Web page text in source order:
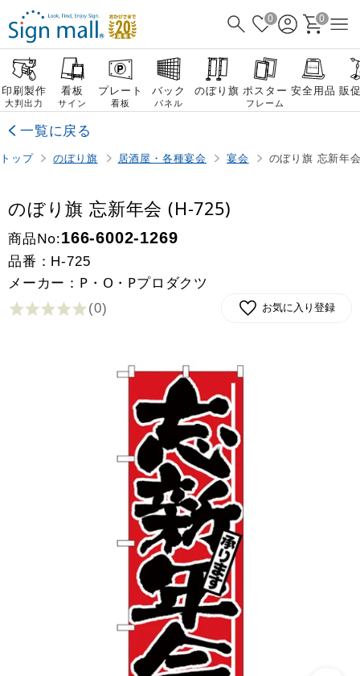
0 0
印刷製作
大判出力
看板
サイン
プレート
看板
バック
パネル
のぼり旗 ポスター
フレーム
安全用品 販
一覧に戻る
トップ のぼり旗 居酒屋・各種宴会 宴会 のぼり旗 忘新年
のぼり旗 忘新年会 (H-725)
商品No:166-6002-1269
品番： H-725
メーカー：P・O・Pプロダクツ
(0) お気に入り登録